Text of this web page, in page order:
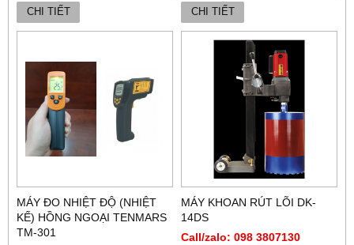
CHI TIẾT CHI TIẾT
MÁY ĐO NHIỆT ĐỘ (NHIỆT
KẾ) HỒNG NGOẠI TENMARS
TM-301
MÁY KHOAN RÚT LÕI DK-
14DS
Call/zalo: 098 3807130